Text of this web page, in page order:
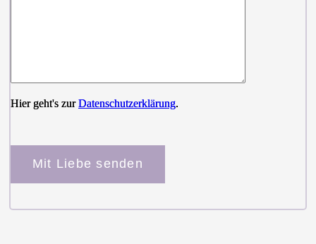
Hier geht's zurDatenschutzerklärung.